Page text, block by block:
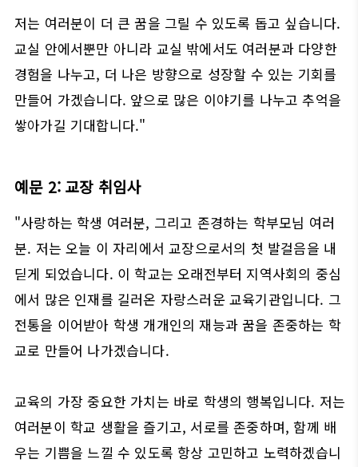
저는 여러분이 더 큰 꿈을 그릴 수 있도록 돕고 싶습니다.
교실 안에서뿐만 아니라 교실 밖에서도 여러분과 다양한
경험을 나누고, 더 나은 방향으로 성장할 수 있는 기회를
만들어 가겠습니다. 앞으로 많은 이야기를 나누고 추억을
쌓아가길 기대합니다."
예문 2: 교장 취임사
"사랑하는 학생 여러분, 그리고 존경하는 학부모님 여러
분. 저는 오늘 이 자리에서 교장으로서의 첫 발걸음을 내
딛게 되었습니다. 이 학교는 오래전부터 지역사회의 중심
에서 많은 인재를 길러온 자랑스러운 교육기관입니다. 그
전통을 이어받아 학생 개개인의 재능과 꿈을 존중하는 학
교로 만들어 나가겠습니다.
교육의 가장 중요한 가치는 바로 학생의 행복입니다. 저는
여러분이 학교 생활을 즐기고, 서로를 존중하며, 함께 배
우는 기쁨을 느낄 수 있도록 항상 고민하고 노력하겠습니